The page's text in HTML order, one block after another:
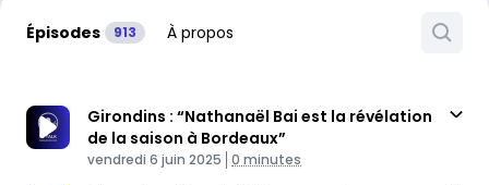
Épisodes 913 À propos
Girondins : “Nathanaël Bai est la révélation
de la saison à Bordeaux”
Published At
vendredi 6 juin 2025 Time
0 minutes